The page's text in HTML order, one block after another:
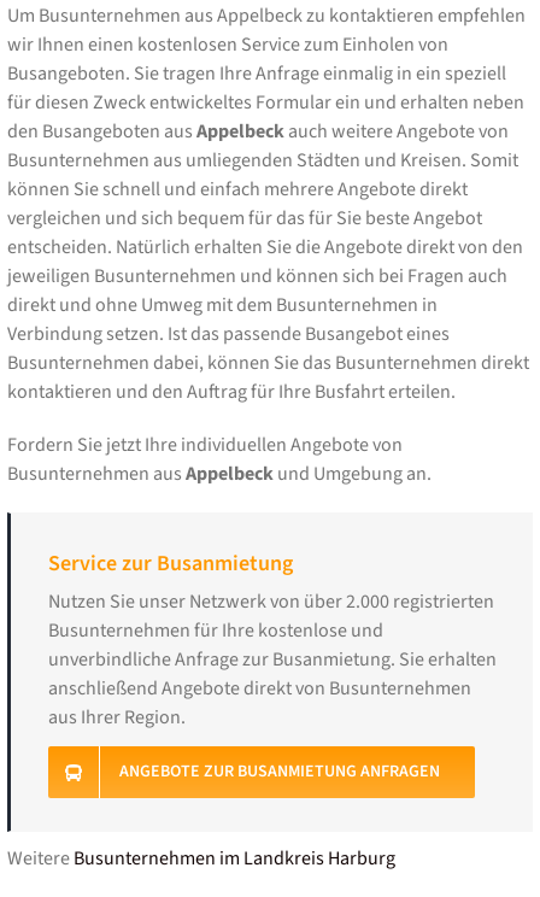
Um Busunternehmen aus Appelbeck zu kontaktieren empfehlen
wir Ihnen einen kostenlosen Service zum Einholen von
Busangeboten. Sie tragen Ihre Anfrage einmalig in ein speziell
für diesen Zweck entwickeltes Formular ein und erhalten neben
den Busangeboten ausAppelbeckauch weitere Angebote von
Busunternehmen aus umliegenden Städten und Kreisen. Somit
können Sie schnell und einfach mehrere Angebote direkt
vergleichen und sich bequem für das für Sie beste Angebot
entscheiden. Natürlich erhalten Sie die Angebote direkt von den
jeweiligen Busunternehmen und können sich bei Fragen auch
direkt und ohne Umweg mit dem Busunternehmen in
Verbindung setzen. Ist das passende Busangebot eines
Busunternehmen dabei, können Sie das Busunternehmen direkt
kontaktieren und den Auftrag für Ihre Busfahrt erteilen.
Fordern Sie jetzt Ihre individuellen Angebote von
Busunternehmen ausAppelbeckund Umgebung an.
Service zur Busanmietung
Nutzen Sie unser Netzwerk von über 2.000 registrierten
Busunternehmen für Ihre kostenlose und
unverbindliche Anfrage zur Busanmietung. Sie erhalten
anschließend Angebote direkt von Busunternehmen
aus Ihrer Region.
ANGEBOTE ZUR BUSANMIETUNG ANFRAGEN
WeitereBusunternehmen im Landkreis Harburg